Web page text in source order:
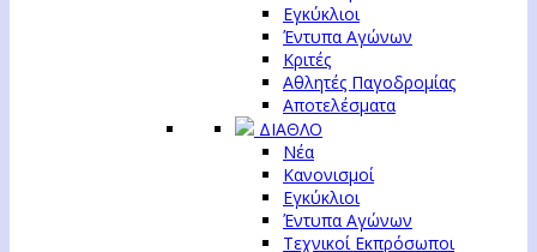
Εγκύκλιοι
Έντυπα Αγώνων
Κριτές
Αθλητές Παγοδρομίας
Αποτελέσματα
ΔΙΑΘΛΟ
Νέα
Κανονισμοί
Εγκύκλιοι
Έντυπα Αγώνων
Τεχνικοί Εκπρόσωποι